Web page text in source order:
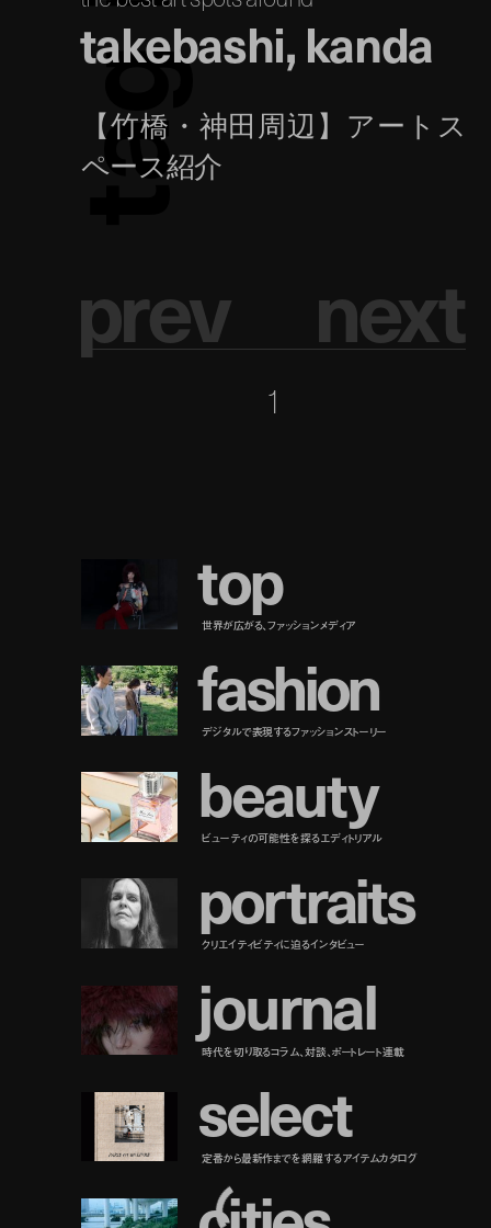
a
g
takebashi, kanda
prev next
1
top
世界が広がる、ファッションメディア
fashion
デジタルで表現するファッションストーリー
beauty
ビューティの可能性を探るエディトリアル
portraits
クリエイティビティに迫るインタビュー
journal
時代を切り取るコラム、対談、ポートレート連載
select
定番から最新作までを網羅するアイテムカタログ